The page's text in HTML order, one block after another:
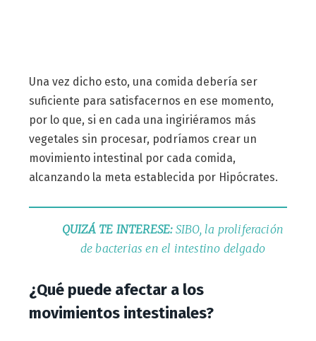
Una vez dicho esto, una comida debería ser
suficiente para satisfacernos en ese momento,
por lo que, si en cada una ingiriéramos más
vegetales sin procesar, podríamos crear un
movimiento intestinal por cada comida,
alcanzando la meta establecida por Hipócrates.
QUIZÁ TE INTERESE:SIBO, la proliferación
de bacterias en el intestino delgado
¿Qué puede afectar a los
movimientos intestinales?